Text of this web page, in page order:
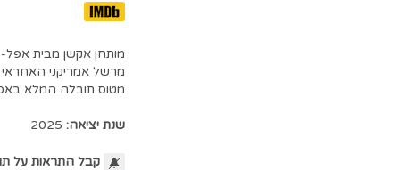
מותחן אקשן מבית אפל-
מרשל אמריקני
מטוס תובלה המלא
שנת יציאה: 2025
קבל התראות על